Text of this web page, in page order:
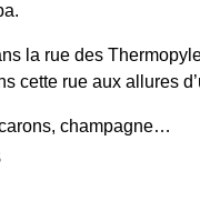
la rue des
cette rue aux allures
champagne…